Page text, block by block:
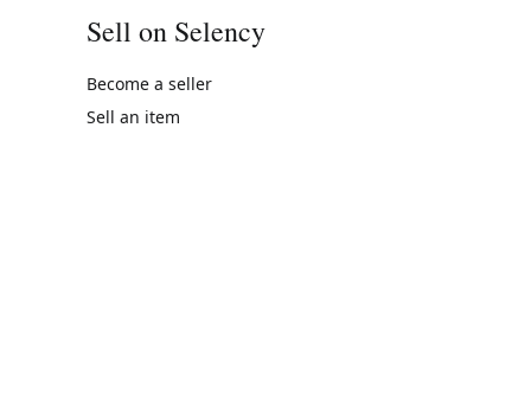
Sell on Selency
Become a seller
Sell an item